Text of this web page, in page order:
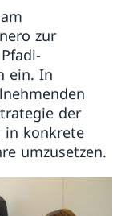
zur
ein. In
der
in konkrete
umzusetzen.